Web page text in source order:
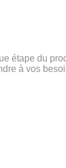
étape du
à vos